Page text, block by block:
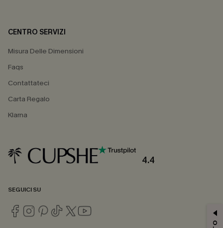
CENTRO SERVIZI
Misura Delle Dimensioni
Faqs
Contattateci
Carta Regalo
Klarna
4.4
SEGUICI SU